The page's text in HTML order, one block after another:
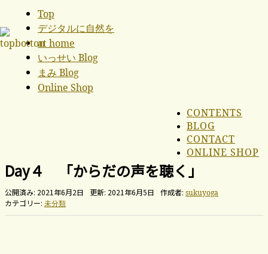
Top
デジタルに自然を
at home
いっせい Blog
まみ Blog
Online Shop
CONTENTS
BLOG
CONTACT
ONLINE SHOP
Day４ 「からだの声を聴く」
公開済み: 2021年6月2日 更新: 2021年6月5日 作成者: sukuyoga
カテゴリー: 未分類